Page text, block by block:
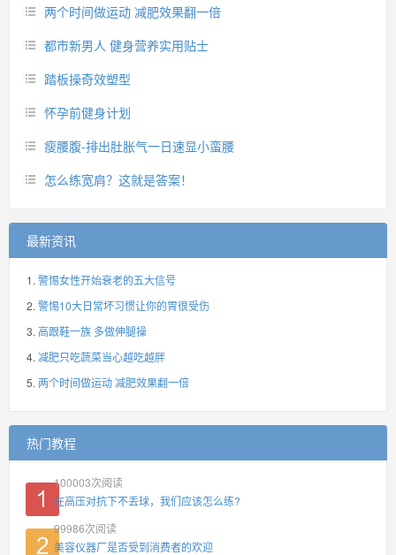
两个时间做运动 减肥效果翻一倍
都市新男人 健身营养实用贴士
踏板操奇效塑型
怀孕前健身计划
瘦腰腹-排出肚胀气一日速显小蛮腰
怎么练宽肩？这就是答案！
最新资讯
警惕女性开始衰老的五大信号
警惕10大日常坏习惯让你的胃很受伤
高跟鞋一族 多做伸腿操
减肥只吃蔬菜当心越吃越胖
两个时间做运动 减肥效果翻一倍
热门教程
100003次阅读
在高压对抗下不丢球，我们应该怎么练?
99986次阅读
美容仪器厂是否受到消费者的欢迎